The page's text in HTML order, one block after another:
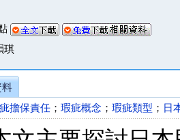
琪
料
擔保責任 ； 瑕疵概念 ； 瑕疵類型 ； 日